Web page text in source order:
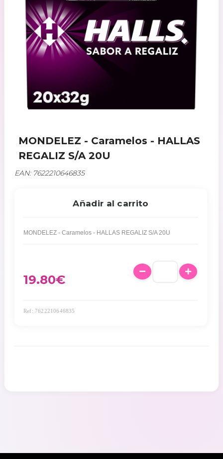
MONDELEZ - Caramelos - HALLAS
REGALIZ S/A 20U
EAN: 7622210646835
Añadir al carrito
MONDELEZ - Caramelos - HALLAS REGALIZ S/A 20U
19.80€
Ref: 7622210646835